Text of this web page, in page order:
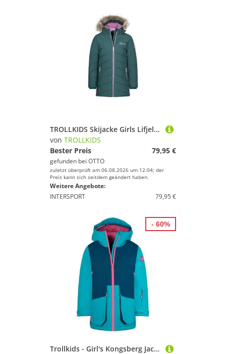
TROLLKIDS Skijacke Girls Lifjell Jacket
von TROLLKIDS
Bester Preis
79,95 €
gefunden bei OTTO
zuletzt überprüft am 06.08.2026 um 12:04; der
Preis kann sich seitdem geändert haben.
Weitere Angebote:
INTERSPORT
79,95 €
Trollkids - Girl's Kongsberg Jacket - Winterjacke Gr 92 türkis
- 60%